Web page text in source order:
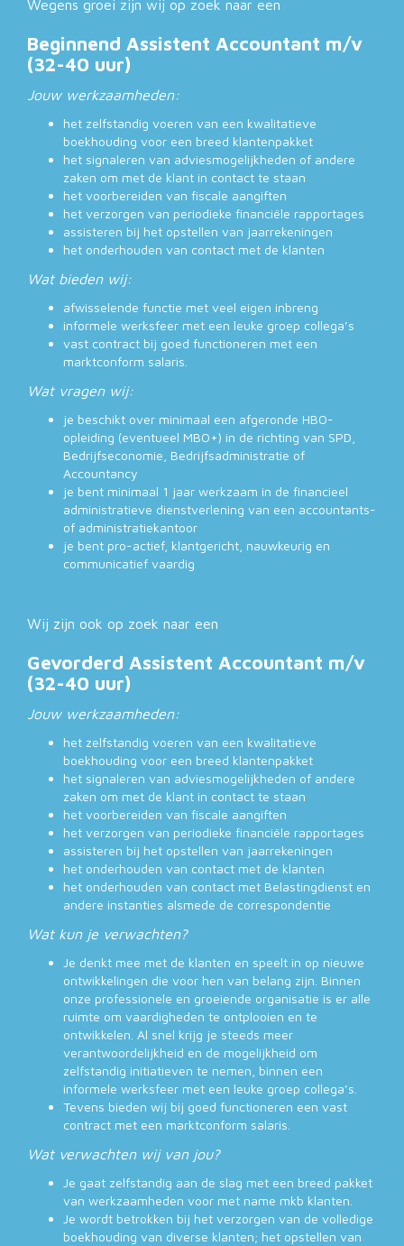
Wegens groei zijn wij op zoek naar een
Beginnend Assistent Accountant m/v
(32-40 uur)
Jouw werkzaamheden:
het zelfstandig voeren van een kwalitatieve
boekhouding voor een breed klantenpakket
het signaleren van adviesmogelijkheden of andere
zaken om met de klant in contact te staan
het voorbereiden van fiscale aangiften
het verzorgen van periodieke financiële rapportages
assisteren bij het opstellen van jaarrekeningen
het onderhouden van contact met de klanten
Wat bieden wij:
afwisselende functie met veel eigen inbreng
informele werksfeer met een leuke groep collega’s
vast contract bij goed functioneren met een
marktconform salaris.
Wat vragen wij:
je beschikt over minimaal een afgeronde HBO-
opleiding (eventueel MBO+) in de richting van SPD,
Bedrijfseconomie, Bedrijfsadministratie of
Accountancy
je bent minimaal 1 jaar werkzaam in de financieel
administratieve dienstverlening van een accountants-
of administratiekantoor
je bent pro-actief, klantgericht, nauwkeurig en
communicatief vaardig
Wij zijn ook op zoek naar een
Gevorderd Assistent Accountant m/v
(32-40 uur)
Jouw werkzaamheden:
het zelfstandig voeren van een kwalitatieve
boekhouding voor een breed klantenpakket
het signaleren van adviesmogelijkheden of andere
zaken om met de klant in contact te staan
het voorbereiden van fiscale aangiften
het verzorgen van periodieke financiële rapportages
assisteren bij het opstellen van jaarrekeningen
het onderhouden van contact met de klanten
het onderhouden van contact met Belastingdienst en
andere instanties alsmede de correspondentie
Wat kun je verwachten?
Je denkt mee met de klanten en speelt in op nieuwe
ontwikkelingen die voor hen van belang zijn. Binnen
onze professionele en groeiende organisatie is er alle
ruimte om vaardigheden te ontplooien en te
ontwikkelen. Al snel krijg je steeds meer
verantwoordelijkheid en de mogelijkheid om
zelfstandig initiatieven te nemen, binnen een
informele werksfeer met een leuke groep collega’s.
Tevens bieden wij bij goed functioneren een vast
contract met een marktconform salaris.
Wat verwachten wij van jou?
Je gaat zelfstandig aan de slag met een breed pakket
van werkzaamheden voor met name mkb klanten.
Je wordt betrokken bij het verzorgen van de volledige
boekhouding van diverse klanten; het opstellen van